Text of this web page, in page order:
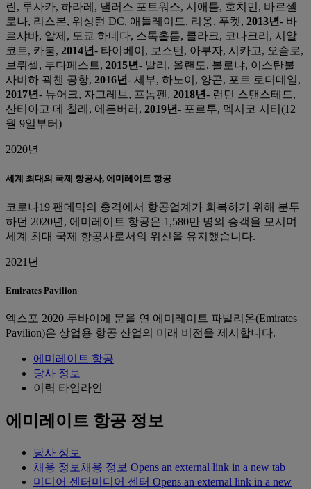
린, 루사카, 하라레, 댈러스 포트워스, 시애틀, 호치민, 바르셀
로나, 리스본, 워싱턴 DC, 애들레이드, 리옹, 푸켓, 2013년- 바
르샤바, 알제, 도쿄 하네다, 스톡홀름, 클라크, 코나크리, 시알
코트, 카불, 2014년- 타이베이, 보스턴, 아부자, 시카고, 오슬로,
브뤼셀, 부다페스트, 2015년- 발리, 올랜도, 볼로냐, 이스탄불
사비하 괵첸 공항, 2016년- 세부, 하노이, 양곤, 포트 로더데일,
2017년- 뉴어크, 자그레브, 프놈펜, 2018년- 런던 스탠스테드,
산티아고 데 칠레, 에든버러, 2019년- 포르투, 멕시코 시티(12
월 9일부터)
2020년
세계 최대의 국제 항공사, 에미레이트 항공
코로나19 팬데믹의 충격에서 항공업계가 회복하기 위해 분투
하던 2020년, 에미레이트 항공은 1,580만 명의 승객을 모시며
세계 최대 국제 항공사로서의 위신을 유지했습니다.
2021년
Emirates Pavilion
엑스포 2020 두바이에 문을 연 에미레이트 파빌리온(Emirates
Pavilion)은 상업용 항공 산업의 미래 비전을 제시합니다.
에미레이트 항공
당사 정보
이력 타임라인
에미레이트 항공 정보
당사 정보
채용 정보 채용 정보 Opens an external link in a new tab
미디어 센터 미디어 센터 Opens an external link in a new